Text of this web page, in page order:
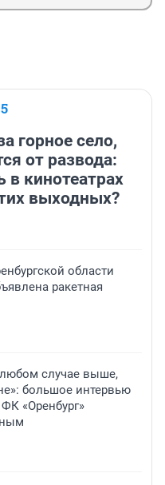
горное село,
от развода:
в кинотеатрах
выходных?
области
ракетная
случае выше,
большое интервью
«Оренбург»